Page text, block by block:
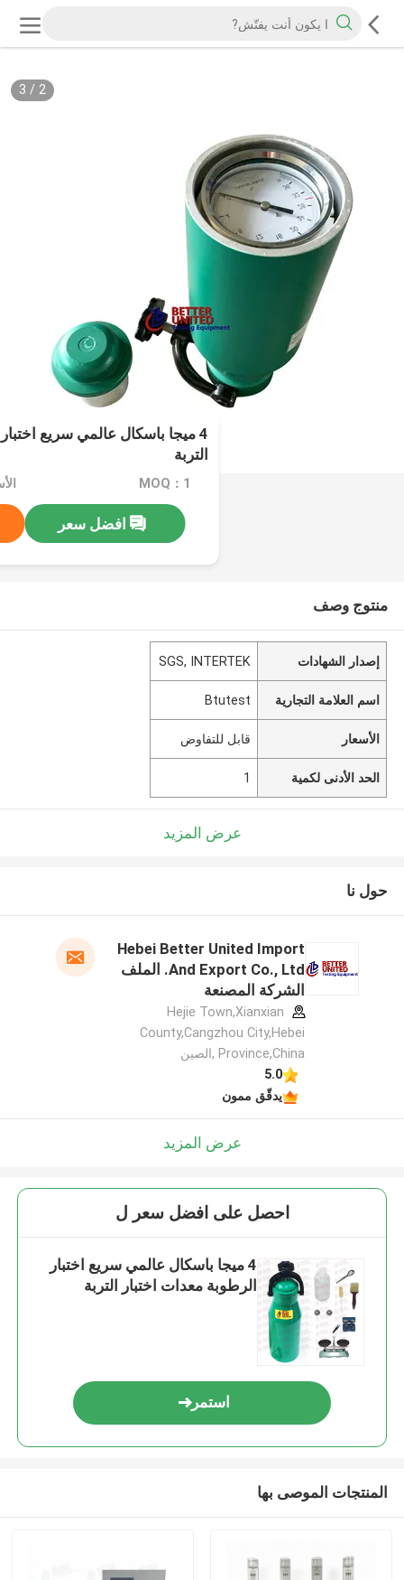
2
/
3
4 ميجا باسكال عالمي سريع
التربة
MOQ：1
افضل سعر
منتوج وصف
إصدار الشهادات SGS, INTERTEK
اسم العلامة التجارية Btutest
الأسعار قابل للتفاوض
الحد الأدنى لكمية 1
عرض المزيد
حول نا
Hebei Better United Import
And Export Co., Ltd. الملف
الشركة المصنعة
Hejie Town,Xianxian
County,Cangzhou City,Hebei
Province,China ,الصين
5.0
يدقّق ممون
عرض المزيد
احصل على افضل سعر ل
4 ميجا باسكال عالمي سريع اختبار
الرطوبة معدات اختبار التربة
استمر
المنتجات الموصى بها